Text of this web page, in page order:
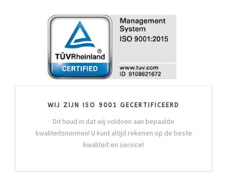
WIJ ZIJN ISO 9001 GECERTIFICEERD
Dit houd in dat wij voldoen aan bepaalde
kwaliteitsnormen! U kunt altijd rekenen op de beste
kwaliteit en service!